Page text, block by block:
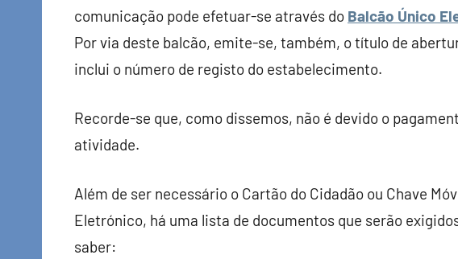
comunicação pode efetuar-se através do Balcão Único
Por via deste balcão, emite-se, também, o título de
inclui o número de registo do estabelecimento.
Recorde-se que, como dissemos, não é devido o
atividade.
Além de ser necessário o Cartão do Cidadão ou Chave
Eletrónico, há uma lista de documentos que serão
saber: